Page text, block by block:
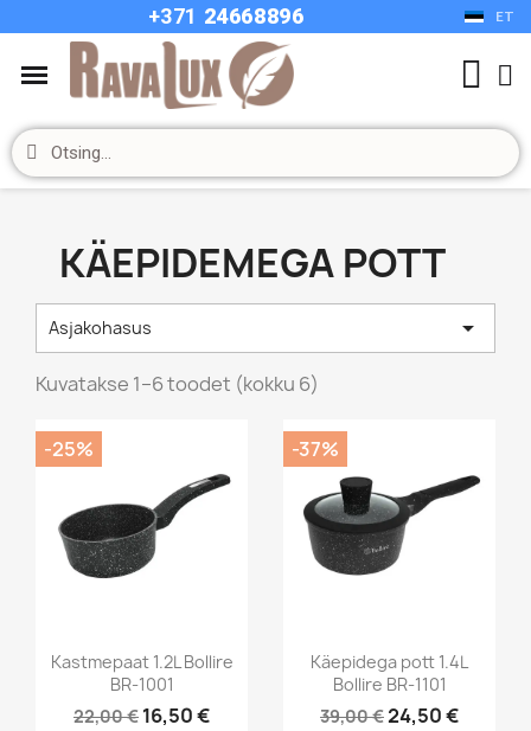
+371 24668896 ET
KÄEPIDEMEGA POTT
Asjakohasus 
Kuvatakse 1–6 toodet (kokku 6)
Kastmepaat 1.2L Bollire
BR-1001
22,00 € 16,50 €
-25%
Käepidega pott 1.4L
Bollire BR-1101
39,00 €24,50 €
-37%